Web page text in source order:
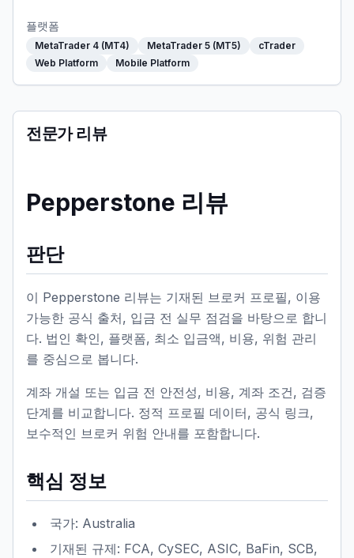
플랫폼
MetaTrader 4 (MT4) MetaTrader 5 (MT5)
cTrader
Web Platform
Mobile Platform
전문가 리뷰
Pepperstone 리뷰
판단
이 Pepperstone 리뷰는 기재된 브로커 프로필, 이용
가능한 공식 출처, 입금 전 실무 점검을 바탕으로 합니
다. 법인 확인, 플랫폼, 최소 입금액, 비용, 위험 관리
를 중심으로 봅니다.
계좌 개설 또는 입금 전 안전성, 비용, 계좌 조건, 검증
단계를 비교합니다. 정적 프로필 데이터, 공식 링크,
보수적인 브로커 위험 안내를 포함합니다.
핵심 정보
국가: Australia
기재된 규제: FCA, CySEC, ASIC, BaFin, SCB,